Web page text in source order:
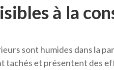
à la
sont humides dans la
tachés et présentent des